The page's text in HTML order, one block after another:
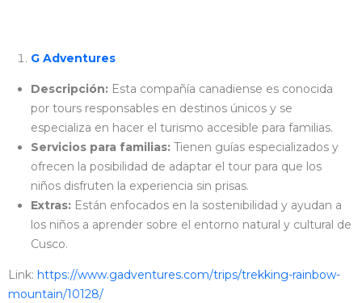
G Adventures
Descripción: Esta compañía canadiense es conocida
por tours responsables en destinos únicos y se
especializa en hacer el turismo accesible para familias.
Servicios para familias: Tienen guías especializados y
ofrecen la posibilidad de adaptar el tour para que los
niños disfruten la experiencia sin prisas.
Extras: Están enfocados en la sostenibilidad y ayudan a
los niños a aprender sobre el entorno natural y cultural de
Cusco.
Link: https://www.gadventures.com/trips/trekking-rainbow-
mountain/10128/